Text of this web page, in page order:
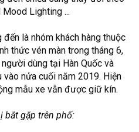
Lighting ...
là nhóm khách hàng thuộc
thức vén màn trong tháng 6,
dùng tại Hàn Quốc và
nửa cuối năm 2019. Hiện
mẫu xe vẫn được giữ kín.
bắt gặp trên phố: